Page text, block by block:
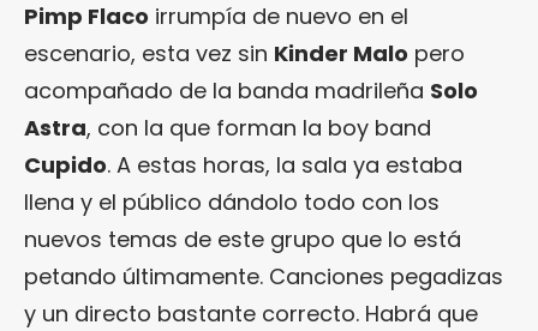
Pimp Flaco irrumpía de nuevo en el
escenario, esta vez sin Kinder Malo pero
acompañado de la banda madrileña Solo
Astra, con la que forman la boy band
Cupido. A estas horas, la sala ya estaba
llena y el público dándolo todo con los
nuevos temas de este grupo que lo está
petando últimamente. Canciones pegadizas
y un directo bastante correcto. Habrá que